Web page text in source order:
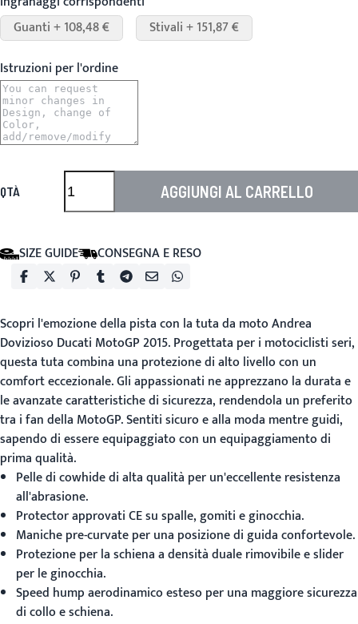
Guanti + 108,48 €
Stivali + 151,87 €
Istruzioni per l'ordine
QTÀ AGGIUNGI AL CARRELLO
SIZE GUIDE CONSEGNA E RESO
Scopri l'emozione della pista con la tuta da motoAndrea
Dovizioso Ducati MotoGP 2015. Progettata per i motociclisti seri,
questa tuta combina una protezione di alto livello con un
comfort eccezionale. Gli appassionati ne apprezzano la durata e
le avanzate caratteristiche di sicurezza, rendendola un preferito
tra i fan della MotoGP. Sentiti sicuro e alla moda mentre guidi,
sapendo di essere equipaggiato con un equipaggiamento di
prima qualità.
Pelle di cowhide di alta qualità per un'eccellente resistenza
all'abrasione.
Protector approvati CE su spalle, gomiti e ginocchia.
Maniche pre-curvate per una posizione di guida confortevole.
Protezione per la schiena a densità duale rimovibile e slider
per le ginocchia.
Speed hump aerodinamico esteso per una maggiore sicurezza
di collo e schiena.